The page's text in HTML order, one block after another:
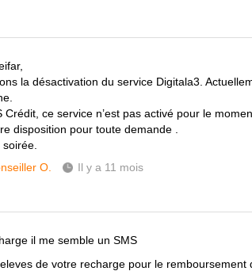
la désactivation du service Digitala3.
ce service n’est pas activé pour le
disposition pour toute demande .
O. Il y a 11 mois
il me semble un SMS
de votre recharge pour le remboursement